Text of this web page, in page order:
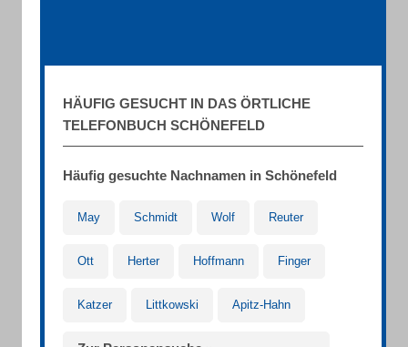
HÄUFIG GESUCHT IN DAS ÖRTLICHE
TELEFONBUCH SCHÖNEFELD
Häufig gesuchte Nachnamen in Schönefeld
May Schmidt Wolf Reuter
Ott Herter Hoffmann Finger
Katzer Littkowski Apitz-Hahn